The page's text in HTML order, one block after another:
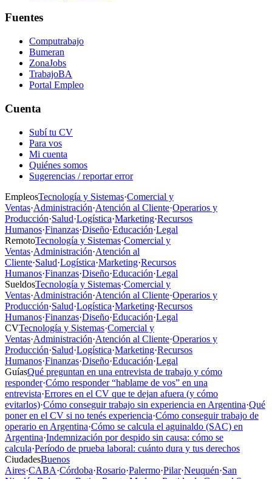
Fuentes
Computrabajo
Bumeran
ZonaJobs
TrabajoBA
Portal Empleo
Cuenta
Subí tu CV
Para vos
Mi cuenta
Quiénes somos
Sugerencias / reportar error
EmpleosTecnología y Sistemas·Comercial y
Ventas·Administración·Atención al Cliente·Operarios y
Producción·Salud·Logística·Marketing·Recursos
Humanos·Finanzas·Diseño·Educación·Legal
RemotoTecnología y Sistemas·Comercial y
Ventas·Administración·Atención al
Cliente·Salud·Logística·Marketing·Recursos
Humanos·Finanzas·Diseño·Educación·Legal
SueldosTecnología y Sistemas·Comercial y
Ventas·Administración·Atención al Cliente·Operarios y
Producción·Salud·Logística·Marketing·Recursos
Humanos·Finanzas·Diseño·Educación·Legal
CVTecnología y Sistemas·Comercial y
Ventas·Administración·Atención al Cliente·Operarios y
Producción·Salud·Logística·Marketing·Recursos
Humanos·Finanzas·Diseño·Educación·Legal
GuíasQué preguntan en una entrevista de trabajo y cómo
responder·Cómo responder “hablame de vos” en una
entrevista·Errores en el CV que te dejan afuera (y cómo
evitarlos)·Cómo conseguir trabajo sin experiencia en Argentina·Qué
poner en el CV si no tenés experiencia·Cómo conseguir trabajo de
operario en Argentina·Cómo se calcula el aguinaldo (SAC) en
Argentina·Indemnización por despido sin causa: cómo se
calcula·Período de prueba laboral: cuánto dura y tus derechos
CiudadesBuenos
Aires·CABA·Córdoba·Rosario·Palermo·Pilar·Neuquén·San